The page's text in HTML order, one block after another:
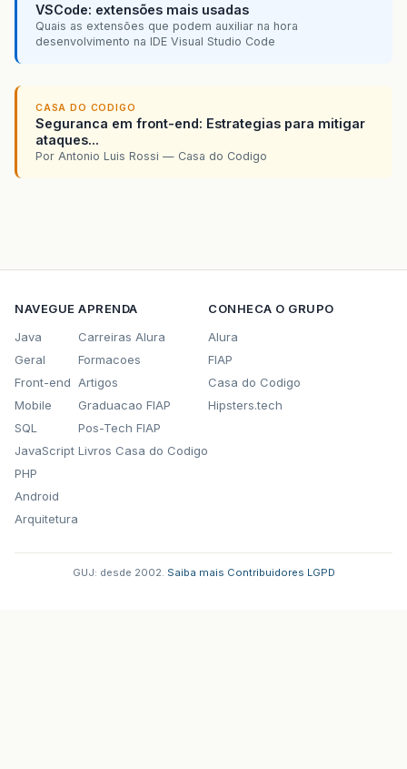
VSCode: extensões mais usadas
Quais as extensões que podem auxiliar na hora
desenvolvimento na IDE Visual Studio Code
CASA DO CODIGO
Seguranca em front-end: Estrategias para mitigar
ataques...
Por Antonio Luis Rossi — Casa do Codigo
NAVEGUE
Java
Geral
Front-end
Mobile
SQL
JavaScript
PHP
Android
Arquitetura
APRENDA
Carreiras Alura
Formacoes
Artigos
Graduacao FIAP
Pos-Tech FIAP
Livros Casa do Codigo
CONHECA O GRUPO
Alura
FIAP
Casa do Codigo
Hipsters.tech
GUJ: desde 2002. Saiba mais Contribuidores LGPD